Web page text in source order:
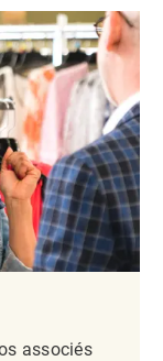
associés